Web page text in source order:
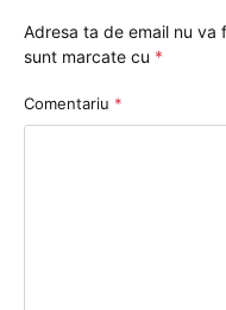
Adresa ta de email nu va
sunt marcate cu *
Comentariu *